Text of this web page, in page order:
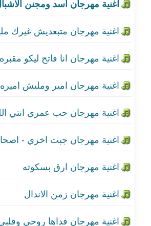
اغنية مهرجان جبت اخري
اغنية مهرجان ارق بسكوته
اغنية مهرجان زمن الاندال
اغنية مهرجان فداها روحي
اغنية مهرجان هاتلى بيره
اغنية مهرجان بطلة حكايتي
اغنية مهرجان هنساكوا